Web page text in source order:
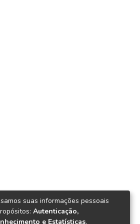
suas informações pessoais
Autenticação,
e Estatísticas.